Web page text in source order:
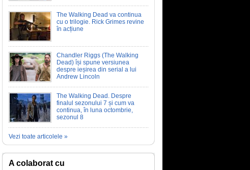
The Walking Dead va continua
cu o trilogie. Rick Grimes revine
în acțiune
Chandler Riggs (The Walking
Dead) își spune versiunea
despre ieșirea din serial a lui
Andrew Lincoln
The Walking Dead. Despre
finalul sezonului 7 și cum va
continua, în luna octombrie,
sezonul 8
Vezi toate articolele »
A colaborat cu